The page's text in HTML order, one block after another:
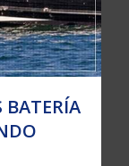
BATERÍA